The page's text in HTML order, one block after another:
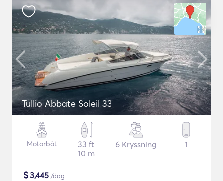
Tullio Abbate Soleil 33
Motorbåt
33 ft
10 m
6 Kryssning 1
$3,445 /dag